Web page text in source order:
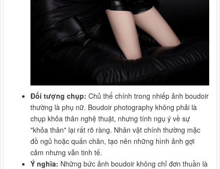
Đối tượng chụp: Chủ thể chính trong nhiếp ảnh boudoir
thường là phụ nữ. Boudoir photography không phải là
chụp khỏa thân nghệ thuật, nhưng tính ngụ ý về sự
"khỏa thân" lại rất rõ ràng. Nhân vật chính thường mặc
đồ ngủ hoặc quấn chăn, tạo nên những hình ảnh gợi
cảm nhưng vẫn tinh tế.
Ý nghĩa: Những bức ảnh boudoir không chỉ đơn thuần là